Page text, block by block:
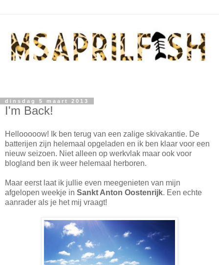
dinsdag 5 maart 2013
I'm Back!
Hellooooow! Ik ben terug van een zalige skivakantie. De
batterijen zijn helemaal opgeladen en ik ben klaar voor een
nieuw seizoen. Niet alleen op werkvlak maar ook voor
blogland ben ik weer helemaal herboren.
Maar eerst laat ik jullie even meegenieten van mijn
afgelopen weekje in Sankt Anton Oostenrijk. Een echte
aanrader als je het mij vraagt!